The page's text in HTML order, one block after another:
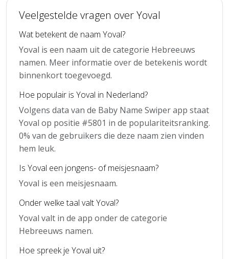
Veelgestelde vragen over Yoval
Wat betekent de naam Yoval?
Yoval is een naam uit de categorie Hebreeuws
namen. Meer informatie over de betekenis wordt
binnenkort toegevoegd.
Hoe populair is Yoval in Nederland?
Volgens data van de Baby Name Swiper app staat
Yoval op positie #5801 in de populariteitsranking.
0% van de gebruikers die deze naam zien vinden
hem leuk.
Is Yoval een jongens- of meisjesnaam?
Yoval is een meisjesnaam.
Onder welke taal valt Yoval?
Yoval valt in de app onder de categorie
Hebreeuws namen.
Hoe spreek je Yoval uit?